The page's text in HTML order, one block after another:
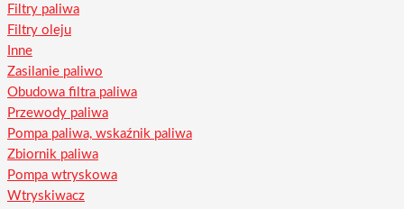
Filtry paliwa
Filtry oleju
Inne
Zasilanie paliwo
Obudowa filtra paliwa
Przewody paliwa
Pompa paliwa, wskaźnik paliwa
Zbiornik paliwa
Pompa wtryskowa
Wtryskiwacz